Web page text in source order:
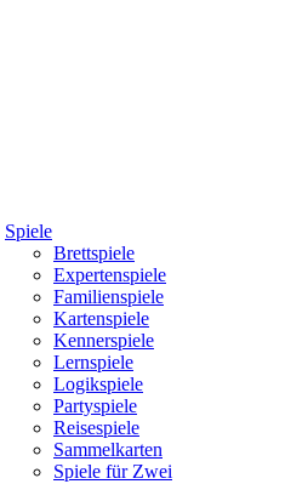
Spiele
Brettspiele
Expertenspiele
Familienspiele
Kartenspiele
Kennerspiele
Lernspiele
Logikspiele
Partyspiele
Reisespiele
Sammelkarten
Spiele für Zwei